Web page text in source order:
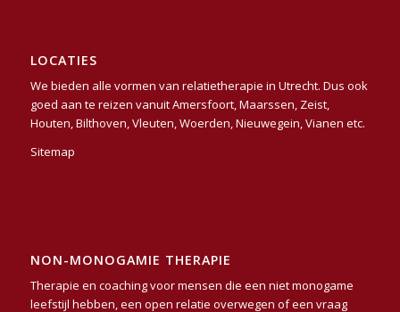
LOCATIES
We bieden alle vormen van relatietherapie in Utrecht. Dus ook
goed aan te reizen vanuitAmersfoort,Maarssen, Zeist,
Houten,Bilthoven,Vleuten,Woerden,Nieuwegein,Vianen etc.
Sitemap
NON-MONOGAMIE THERAPIE
Therapie en coaching voor mensen die een niet monogame
leefstijl hebben, een open relatie overwegen of een vraag